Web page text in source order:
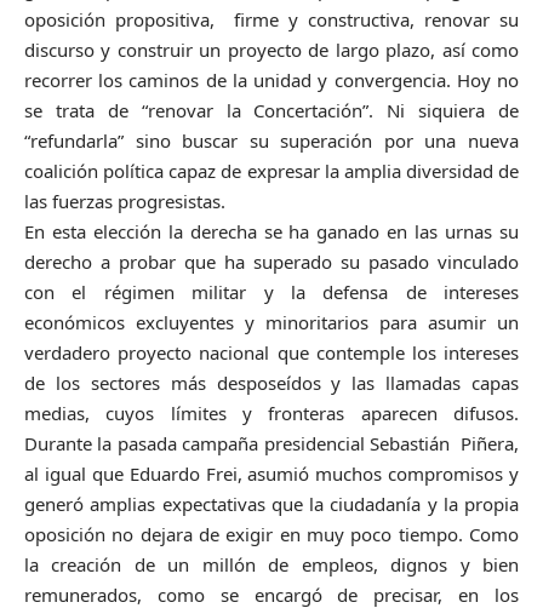
oposición propositiva, firme y constructiva, renovar su
discurso y construir un proyecto de largo plazo, así como
recorrer los caminos de la unidad y convergencia. Hoy no
se trata de “renovar la Concertación”. Ni siquiera de
“refundarla” sino buscar su superación por una nueva
coalición política capaz de expresar la amplia diversidad de
las fuerzas progresistas.
En esta elección la derecha se ha ganado en las urnas su
derecho a probar que ha superado su pasado vinculado
con el régimen militar y la defensa de intereses
económicos excluyentes y minoritarios para asumir un
verdadero proyecto nacional que contemple los intereses
de los sectores más desposeídos y las llamadas capas
medias, cuyos límites y fronteras aparecen difusos.
Durante la pasada campaña presidencial Sebastián Piñera,
al igual que Eduardo Frei, asumió muchos compromisos y
generó amplias expectativas que la ciudadanía y la propia
oposición no dejara de exigir en muy poco tiempo. Como
la creación de un millón de empleos, dignos y bien
remunerados, como se encargó de precisar, en los